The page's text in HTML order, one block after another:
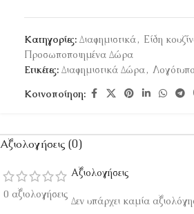
Κατηγορίες: Διαφημιστικά, Είδη
Προσωποποιημένα Δώρα
Ετικέτες: Διαφημιστικά Δώρα, Λογότυπο
Κοινοποίηση:
Αξιολογήσεις (0)
0 αξιολογήσεις
Αξιολογήσεις
Δεν υπάρχει καμία